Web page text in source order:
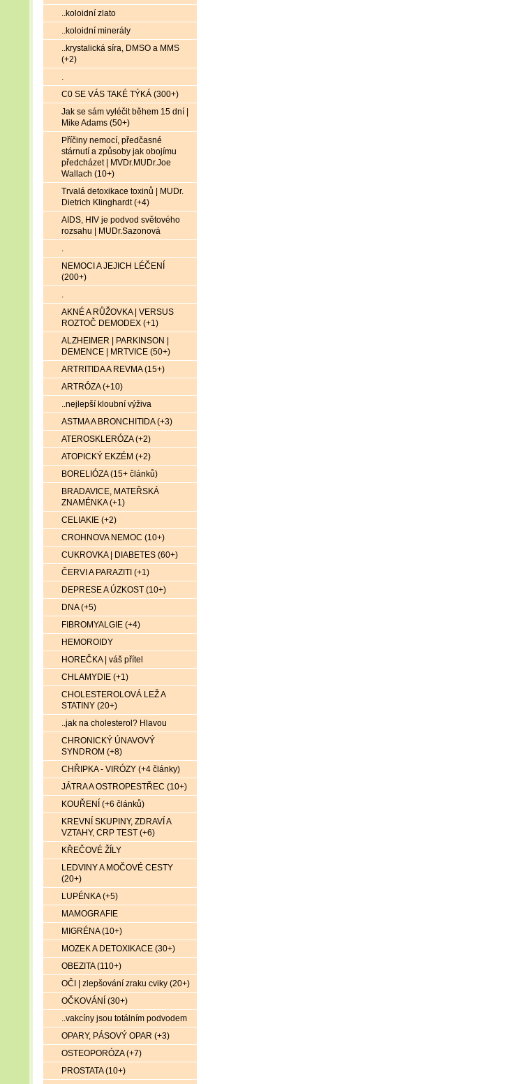
..koloidní zlato
..koloidní minerály
..krystalická síra, DMSO a MMS
(+2)
.
C0 SE VÁS TAKÉ TÝKÁ (300+)
Jak se sám vyléčit během 15 dní |
Mike Adams (50+)
Příčiny nemocí, předčasné
stárnutí a způsoby jak obojímu
předcházet | MVDr.MUDr.Joe
Wallach (10+)
Trvalá detoxikace toxinů | MUDr.
Dietrich Klinghardt (+4)
AIDS, HIV je podvod světového
rozsahu | MUDr.Sazonová
.
NEMOCI A JEJICH LÉČENÍ
(200+)
.
AKNÉ A RŮŽOVKA | VERSUS
ROZTOČ DEMODEX (+1)
ALZHEIMER | PARKINSON |
DEMENCE | MRTVICE (50+)
ARTRITIDA A REVMA (15+)
ARTRÓZA (+10)
..nejlepší kloubní výživa
ASTMA A BRONCHITIDA (+3)
ATEROSKLERÓZA (+2)
ATOPICKÝ EKZÉM (+2)
BORELIÓZA (15+ článků)
BRADAVICE, MATEŘSKÁ
ZNAMÉNKA (+1)
CELIAKIE (+2)
CROHNOVA NEMOC (10+)
CUKROVKA | DIABETES (60+)
ČERVI A PARAZITI (+1)
DEPRESE A ÚZKOST (10+)
DNA (+5)
FIBROMYALGIE (+4)
HEMOROIDY
HOREČKA | váš přítel
CHLAMYDIE (+1)
CHOLESTEROLOVÁ LEŽ A
STATINY (20+)
..jak na cholesterol? Hlavou
CHRONICKÝ ÚNAVOVÝ
SYNDROM (+8)
CHŘIPKA - VIRÓZY (+4 články)
JÁTRA A OSTROPESTŘEC (10+)
KOUŘENÍ (+6 článků)
KREVNÍ SKUPINY, ZDRAVÍ A
VZTAHY, CRP TEST (+6)
KŘEČOVÉ ŽÍLY
LEDVINY A MOČOVÉ CESTY
(20+)
LUPÉNKA (+5)
MAMOGRAFIE
MIGRÉNA (10+)
MOZEK A DETOXIKACE (30+)
OBEZITA (110+)
OČI | zlepšování zraku cviky (20+)
OČKOVÁNÍ (30+)
..vakcíny jsou totálním podvodem
OPARY, PÁSOVÝ OPAR (+3)
OSTEOPORÓZA (+7)
PROSTATA (10+)